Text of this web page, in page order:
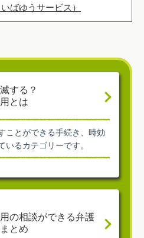
ばゆうサービス）
する？
とは
ことができる手続き、時効
いるカテゴリーです。
の相談ができる弁護
とめ